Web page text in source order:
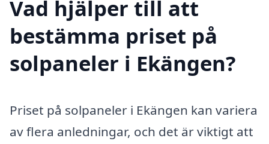
Vad hjälper till att
bestämma priset på
solpaneler i Ekängen?
Priset på solpaneler i Ekängen kan variera
av flera anledningar, och det är viktigt att